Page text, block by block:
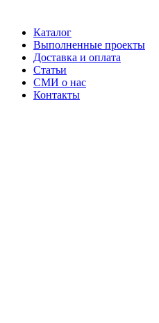
Каталог
Выполненные проекты
Доставка и оплата
Статьи
СМИ о нас
Контакты